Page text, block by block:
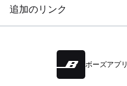
追加のリンク
ボーズアプリ